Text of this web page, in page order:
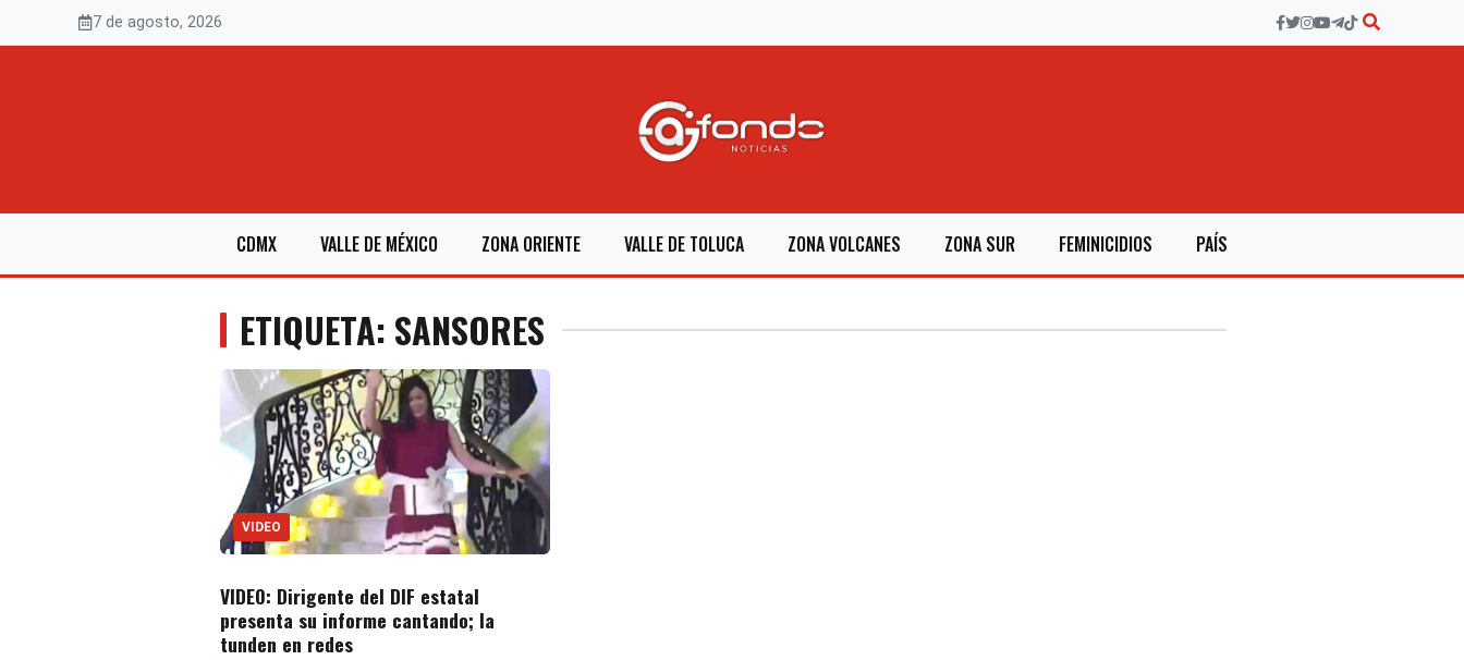
7 de agosto, 2026
CDMX VALLE DE MÉXICO ZONA ORIENTE VALLE DE TOLUCA ZONA VOLCANES ZONA SUR FEMINICIDIOS PAÍS
ETIQUETA: SANSORES
VIDEO
VIDEO: Dirigente del DIF estatal
presenta su informe cantando; la
tunden en redes